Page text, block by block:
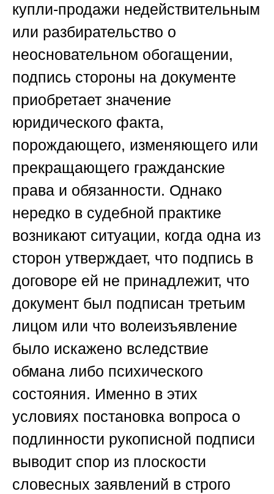
купли-продажи недействительным
или разбирательство о
неосновательном обогащении,
подпись стороны на документе
приобретает значение
юридического факта,
порождающего, изменяющего или
прекращающего гражданские
права и обязанности. Однако
нередко в судебной практике
возникают ситуации, когда одна из
сторон утверждает, что подпись в
договоре ей не принадлежит, что
документ был подписан третьим
лицом или что волеизъявление
было искажено вследствие
обмана либо психического
состояния. Именно в этих
условиях постановка вопроса о
подлинности рукописной подписи
выводит спор из плоскости
словесных заявлений в строго